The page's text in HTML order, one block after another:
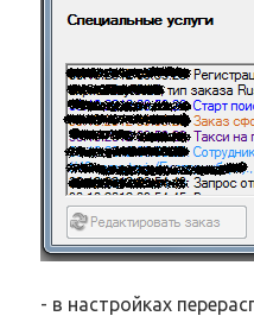
- в настройках